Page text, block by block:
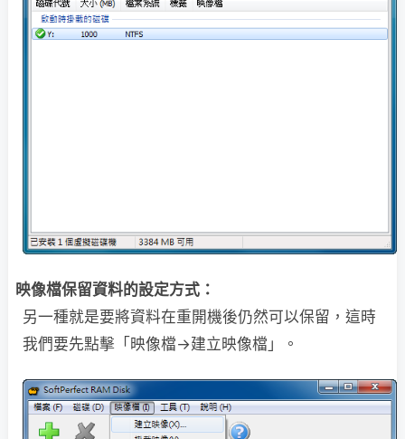
映像檔保留資料的設定方式：
另一種就是要將資料在重開機後仍然可以保留，這時
我們要先點擊「映像檔→建立映像檔」。